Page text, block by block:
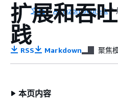
文档 Amazon Bedrock
扩展和吞
践
RSS Markdown 聚焦
本页内容